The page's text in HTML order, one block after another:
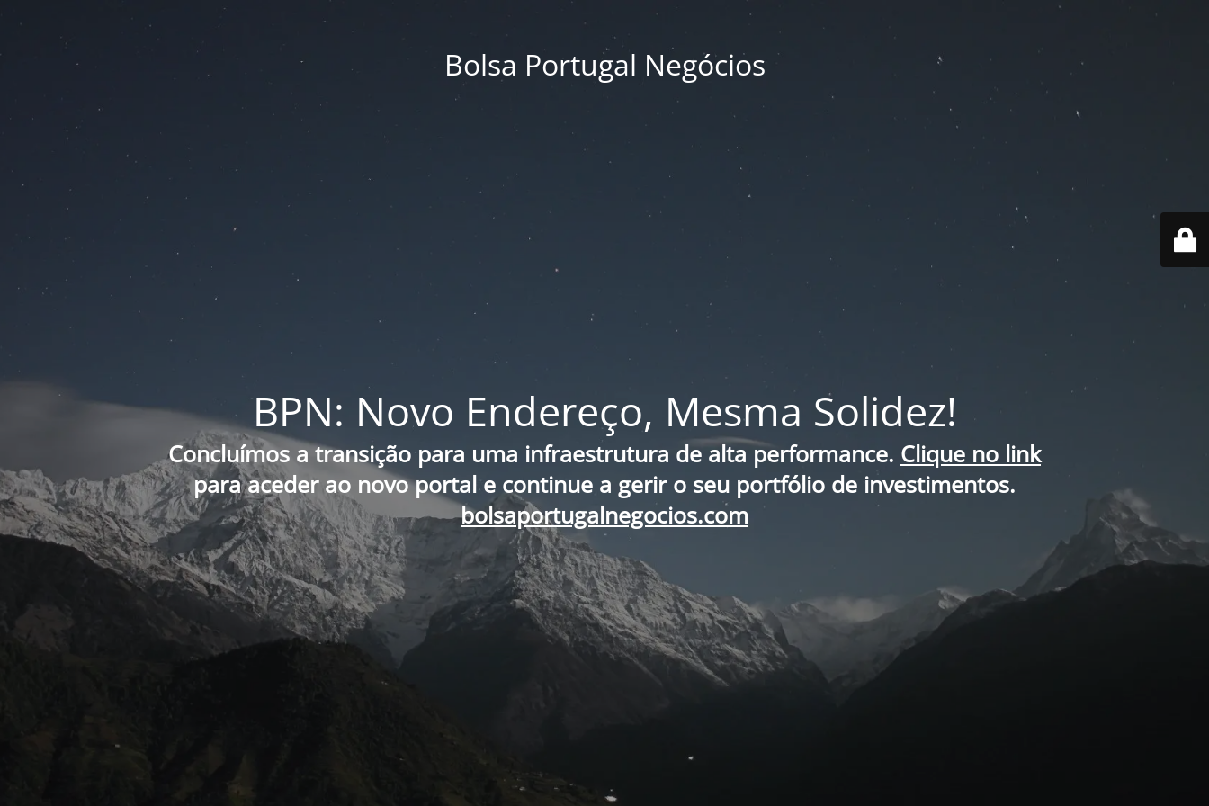
Bolsa Portugal Negócios
BPN: Novo Endereço, Mesma Solidez!
Concluímos a transição para uma infraestrutura de alta performance. Clique no link
para aceder ao novo portal e continue a gerir o seu portfólio de investimentos.
bolsaportugalnegocios.com